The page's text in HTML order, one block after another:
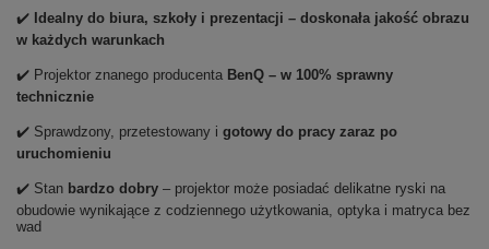
✔️ Idealny do biura, szkoły i prezentacji – doskonała jakość obrazu
w każdych warunkach
✔️ Projektor znanego producenta BenQ – w 100% sprawny
technicznie
✔️ Sprawdzony, przetestowany i gotowy do pracy zaraz po
uruchomieniu
✔️ Stan bardzo dobry – projektor może posiadać delikatne ryski na
obudowie wynikające z codziennego użytkowania, optyka i matryca bez
wad